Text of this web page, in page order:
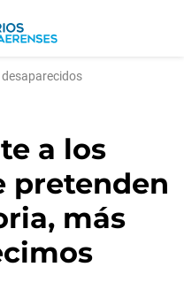
a los
pretenden
más